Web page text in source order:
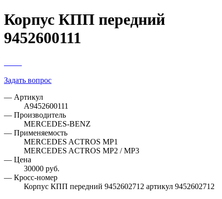
Корпус КПП передний
9452600111
Задать вопрос
— Артикул
A9452600111
— Производитель
MERCEDES-BENZ
— Применяемость
MERCEDES ACTROS MP1
MERCEDES ACTROS MP2 / MP3
— Цена
30000 руб.
— Кросс-номер
Корпус КПП передний 9452602712 артикул 9452602712